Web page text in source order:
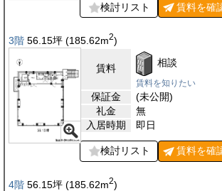
検討リスト 賃料を確
3階 56.15坪 (185.62m2)
賃料 相談
賃料を知りたい
保証金
(未公開)
礼金
無
入居時期
即日
検討リスト 賃料を確
4階 56.15坪 (185.62m2)